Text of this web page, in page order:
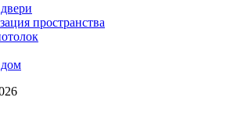
пространства